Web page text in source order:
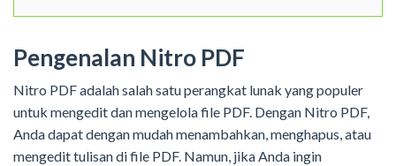
Pengenalan Nitro PDF
Nitro PDF adalah salah satu perangkat lunak yang populer
untuk mengedit dan mengelola file PDF. Dengan Nitro PDF,
Anda dapat dengan mudah menambahkan, menghapus, atau
mengedit tulisan di file PDF. Namun, jika Anda ingin